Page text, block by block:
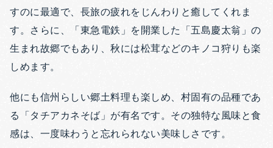
すのに最適で、長旅の疲れをじんわりと癒してくれま
す。
さらに、「東急電鉄」を開業した「五島慶太翁」の
生まれ故郷でもあり、秋には松茸などのキノコ狩りも楽
しめます。
他にも信州らしい郷土料理も楽しめ、村固有の品種であ
る「タチアカネそば」が有名です。その独特な風味と食
感は、一度味わうと忘れられない美味しさです。